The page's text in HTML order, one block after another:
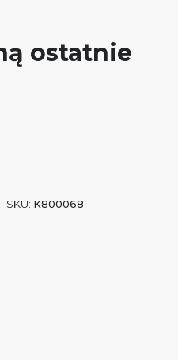
ostatnie
SKU: K800068